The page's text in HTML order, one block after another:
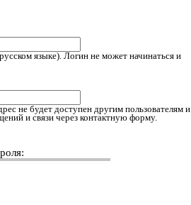
языке). Логин не может начинаться и
не будет доступен другим пользователям и
и связи через контактную форму.